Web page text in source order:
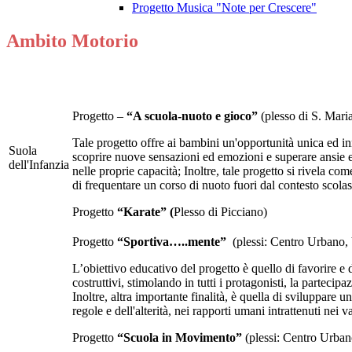
Progetto Musica "Note per Crescere"
Ambito Motorio
Suola
dell'Infanzia
Progetto – “A scuola-nuoto e gioco” (plesso di S.
Tale progetto offre ai bambini un'opportunità unica ed
scoprire nuove sensazioni ed emozioni e superare
nelle proprie capacità; Inoltre, tale progetto si rivela
di frequentare un corso di nuoto fuori dal contesto
Progetto “Karate” (Plesso di Picciano)
Progetto “Sportiva…..mente” (plessi: Centro
L’obiettivo educativo del progetto è quello di favorire e
costruttivi, stimolando in tutti i protagonisti, la
Inoltre, altra importante finalità, è quella di sviluppare
regole e dell'alterità, nei rapporti umani intrattenuti nei
Progetto “Scuola in Movimento” (plessi: Centro